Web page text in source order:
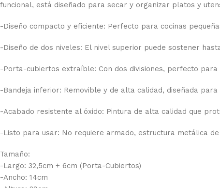
funcional, está diseñado para secar y organizar platos y
-Diseño compacto y eficiente: Perfecto para cocinas
-Diseño de dos niveles: El nivel superior puede sostener
-Porta-cubiertos extraíble: Con dos divisiones, perfecto
-Bandeja inferior: Removible y de alta calidad, diseñada
-Acabado resistente al óxido: Pintura de alta calidad que
-Listo para usar: No requiere armado, estructura metálica
Tamaño:
-Largo: 32,5cm + 6cm (Porta-Cubiertos)
-Ancho: 14cm